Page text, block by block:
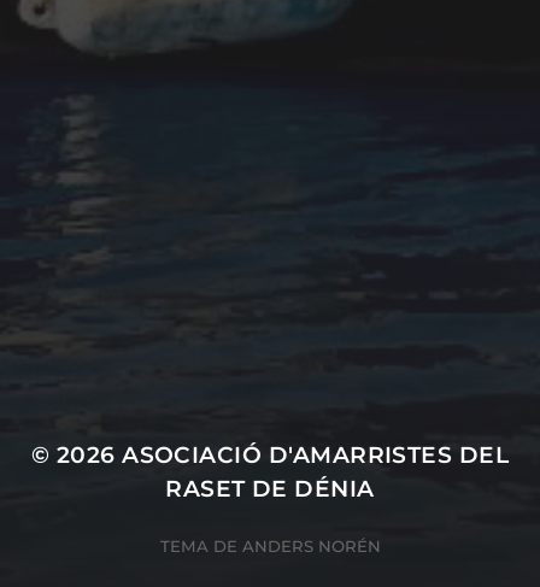
ARTÍCULOS
Cultura marinera
Legislación
Medio ambiente
Navegación
Pesca
© 2026ASOCIACIÓ D'AMARRISTES DEL
RASET DE DÉNIA
TEMA DE ANDERS NORÉN